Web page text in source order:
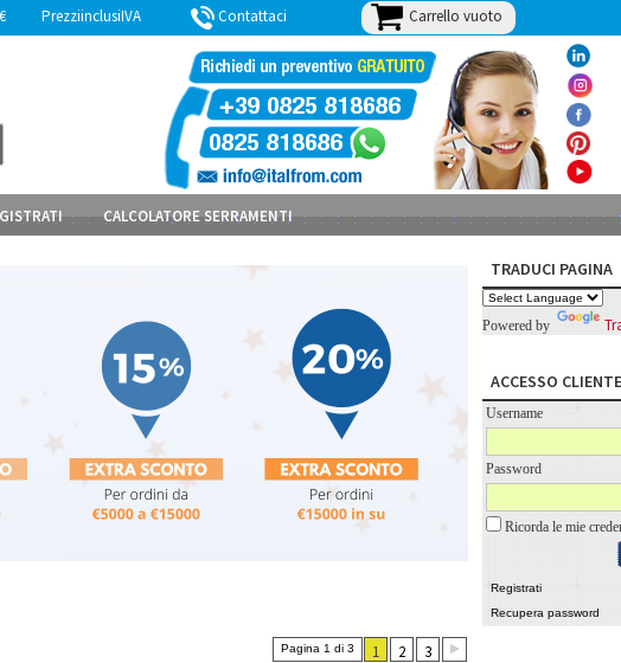
PrezziinclusiIVA Contattaci Carrello vuoto
CALCOLATORE SERRAMENTI
Pagina 1 di 3 1 2 3
TRADUCI PAGINA
Powered by
ACCESSO CLIENTE
Username
Password
Ricorda le mie
Registrati
Recupera password